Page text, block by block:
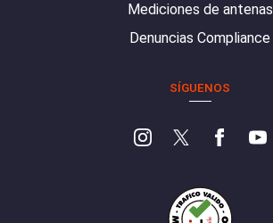
Mediciones de antenas
Denuncias Compliance
SÍGUENOS